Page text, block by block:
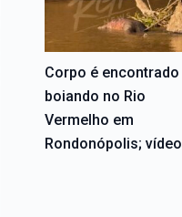
Corpo é encontrado
boiando no Rio
Vermelho em
Rondonópolis; vídeo